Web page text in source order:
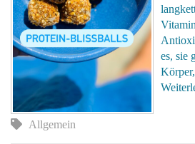
es, sie
Allgemein